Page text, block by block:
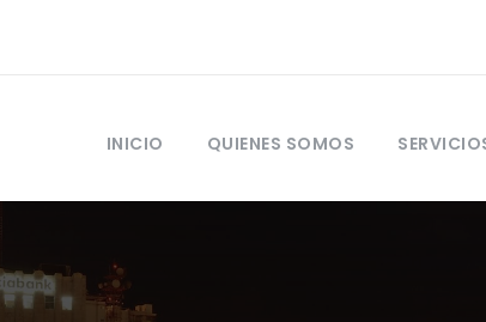
INICIO QUIENES SOMOS